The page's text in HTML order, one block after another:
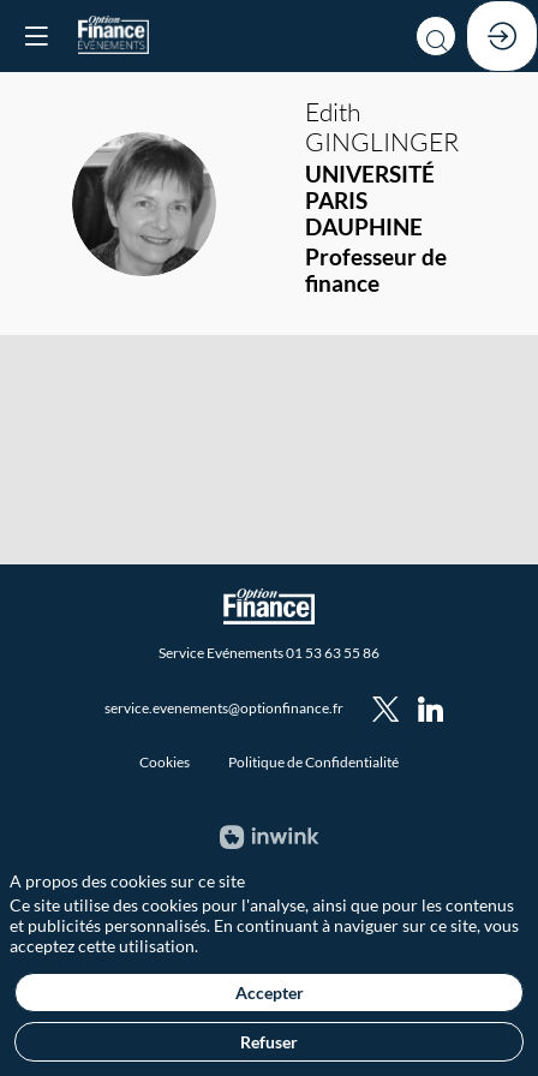
EG
Edith
GINGLINGER
UNIVERSITÉ
PARIS
DAUPHINE
Professeur de
finance
Service Evénements 01 53 63 55 86
service.evenements@optionfinance.fr
Cookies Politique de Confidentialité
A propos des cookies sur ce site
Ce site utilise des cookies pour l'analyse, ainsi que pour les contenus
et publicités personnalisés. En continuant à naviguer sur ce site, vous
acceptez cette utilisation.
Accepter
Refuser